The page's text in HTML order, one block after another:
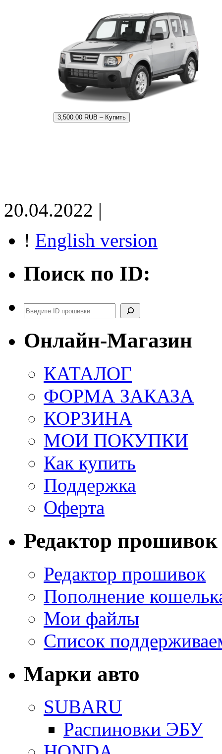
3,500.00 RUB – Купить
20.04.2022 |
! English version
Поиск по ID:
Поиск
Онлайн-Магазин
КАТАЛОГ
ФОРМА ЗАКАЗА
КОРЗИНА
МОИ ПОКУПКИ
Как купить
Поддержка
Оферта
Редактор прошивок
Редактор прошивок
Пополнение
Мои файлы
Список
Марки авто
SUBARU
Распиновки ЭБУ